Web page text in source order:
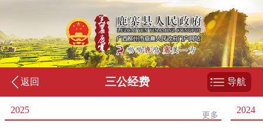
返回 三公经费 导航
2025
更多
2024